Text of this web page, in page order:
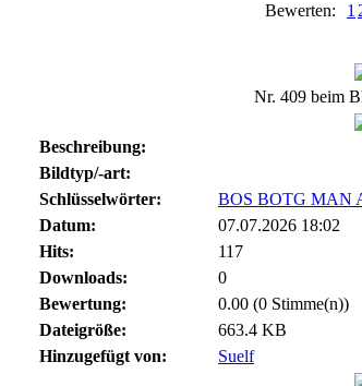
Bewerten: 1
Nr. 409 beim
Beschreibung:
Bildtyp/-art:
Schlüsselwörter:
BOS BOTG MAN
Datum:
07.07.2026 18:02
Hits:
117
Downloads:
0
Bewertung:
0.00 (0 Stimme(n))
Dateigröße:
663.4 KB
Hinzugefügt von:
Suelf